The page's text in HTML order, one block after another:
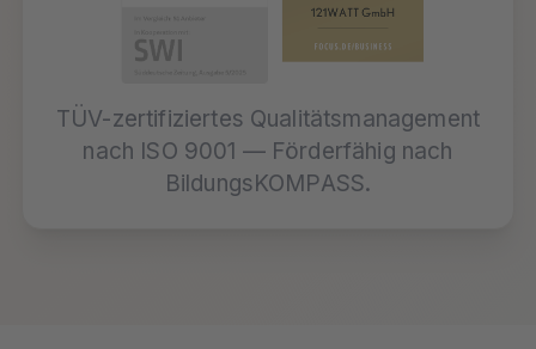
TÜV-zertifiziertes Qualitätsmanagement
nach ISO 9001 — Förderfähig nach
BildungsKOMPASS.